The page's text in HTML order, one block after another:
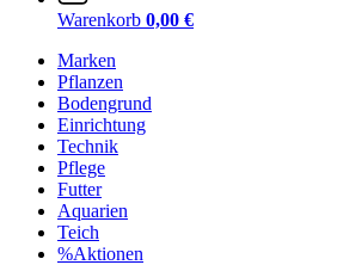
Warenkorb 0,00 €
Marken
Pflanzen
Bodengrund
Einrichtung
Technik
Pflege
Futter
Aquarien
Teich
%Aktionen